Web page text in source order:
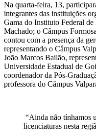
Na quarta-feira, 13,
integrantes das instituições
Gama do Instituto Federal
Machado; o Câmpus
contou com a presença da
representando o Câmpus
João Marcos Bailão,
Universidade Estadual de
coordenador da Pós-
professora do Câmpus
“Ainda não tínhamos
licenciaturas nesta